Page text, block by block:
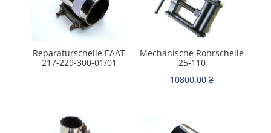
Reparaturschelle EААТ
217-229-300-01/01
Mechanische Rohrschelle
25-110
10800.00₴